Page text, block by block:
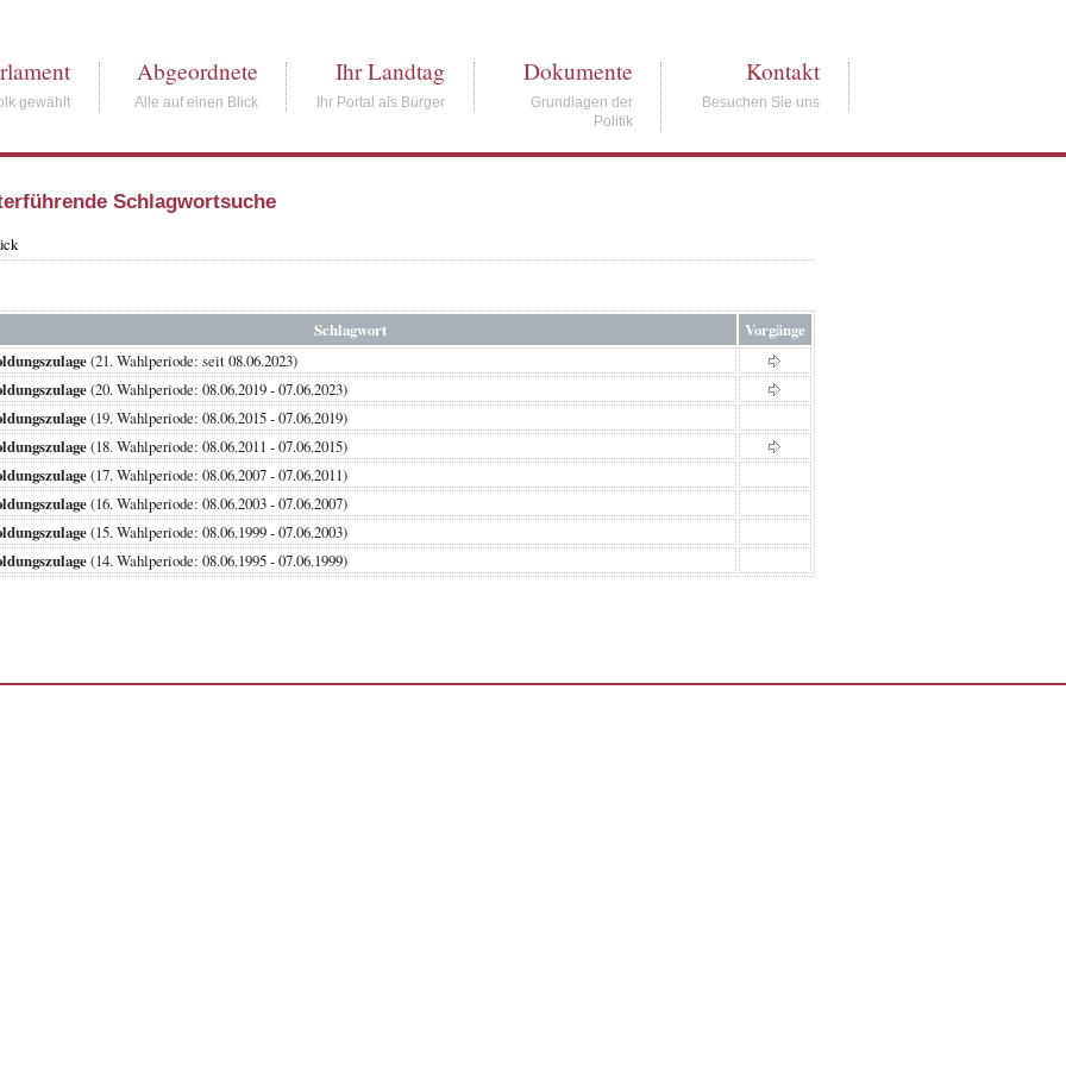
gewählt
Abgeordnete
Alle auf einen Blick
Ihr Landtag
Ihr Portal als Bürger
Dokumente
Grundlagen der
Politik
Kontakt
Besuchen Sie uns
Schlagwortsuche
Schlagwort
Vorgänge
(21. Wahlperiode: seit 08.06.2023)
(20. Wahlperiode: 08.06.2019 - 07.06.2023)
(19. Wahlperiode: 08.06.2015 - 07.06.2019)
(18. Wahlperiode: 08.06.2011 - 07.06.2015)
(17. Wahlperiode: 08.06.2007 - 07.06.2011)
(16. Wahlperiode: 08.06.2003 - 07.06.2007)
(15. Wahlperiode: 08.06.1999 - 07.06.2003)
(14. Wahlperiode: 08.06.1995 - 07.06.1999)